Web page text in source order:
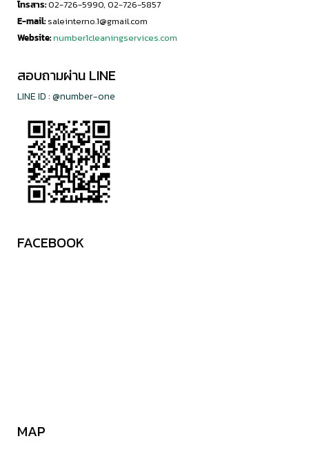
โทรสาร: 02-726-5990, 02-726-5857
E-mail: saleinterno.1@gmail.com
Website:number1cleaningservices.com
สอบถามผ่าน LINE
LINE ID : @number-one
FACEBOOK
MAP